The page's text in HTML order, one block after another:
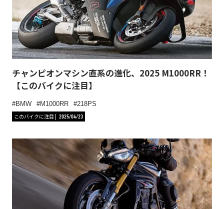
チャンピオンマシン直系の進化、2025 M1000RR！
【このバイクに注目】
BMW M1000RR
218PS
このバイクに注目
2025/04/23